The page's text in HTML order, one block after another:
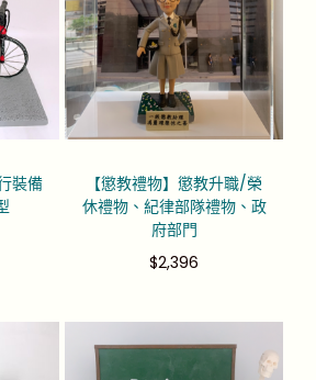
裝備
【懲教禮物】懲教升職/榮
休禮物、紀律部隊禮物、政
府部門
$2,396